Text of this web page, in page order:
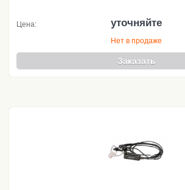
Цена: уточняйте
Нет в продаже
Заказать